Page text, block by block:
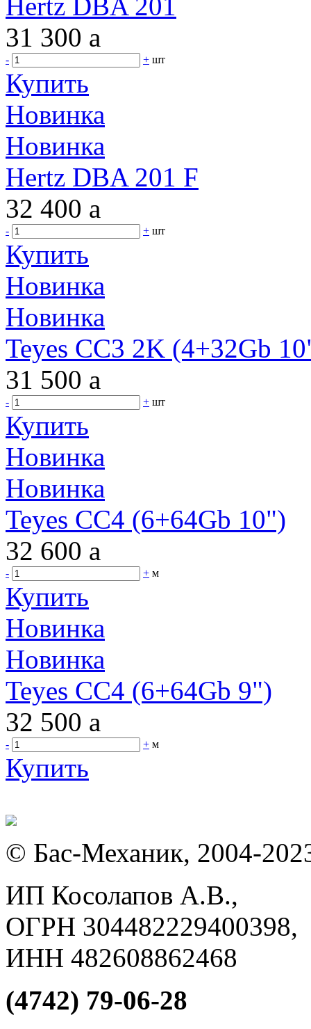
Hertz DBA 201
31 300 a
- + шт
Купить
Новинка
Новинка
Hertz DBA 201 F
32 400 a
- + шт
Купить
Новинка
Новинка
Teyes CC3 2K (4+32Gb
31 500 a
- + шт
Купить
Новинка
Новинка
Teyes CC4 (6+64Gb 10")
32 600 a
- + м
Купить
Новинка
Новинка
Teyes CC4 (6+64Gb 9")
32 500 a
- + м
Купить
© Бас-Механик, 2004-
ИП Косолапов А.В.,
ОГРН 304482229400398,
ИНН 482608862468
(4742) 79-06-28